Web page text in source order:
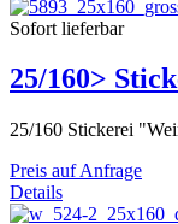
Sofort lieferbar
25/160>
25/160 Stickerei
Preis auf Anfrage
Details